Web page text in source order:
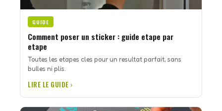
GUIDE
Comment poser un sticker : guide etape par
etape
Toutes les etapes cles pour un resultat parfait, sans
bulles ni plis.
LIRE LE GUIDE ›